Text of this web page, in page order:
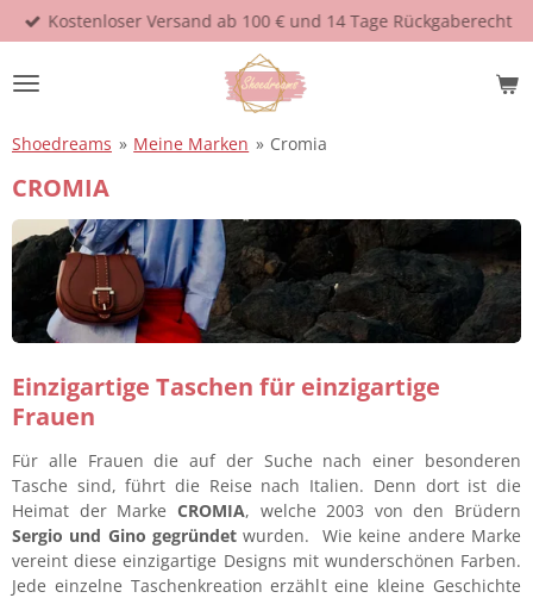
Zum
Hauptinhalt
springen
Kostenloser Versand ab 100 € und 14 Tage Rückgaberecht
Shoedreams » Meine Marken » Cromia
CROMIA
Einzigartige Taschen für einzigartige
Frauen
Für alle Frauen die auf der Suche nach einer besonderen
Tasche sind, führt die Reise nach Italien. Denn dort ist die
Heimat der Marke CROMIA, welche 2003 von den Brüdern
Sergio und Gino gegründet wurden. Wie keine andere Marke
vereint diese einzigartige Designs mit wunderschönen Farben.
Jede einzelne Taschenkreation erzählt eine kleine Geschichte